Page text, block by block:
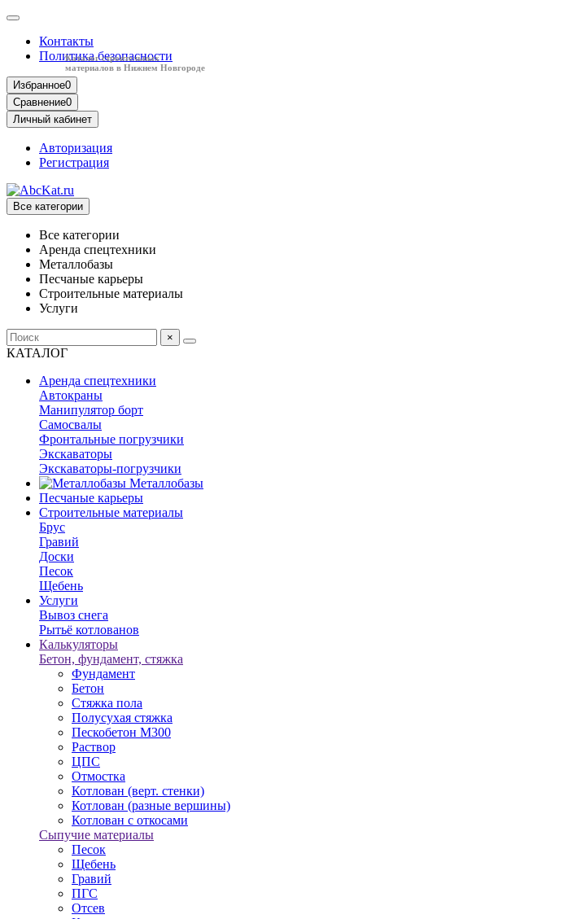
Контакты
Политика безопасности
Избранное0
Сравнение0
Личный кабинет
Авторизация
Регистрация
Каталог строительных
материалов в Нижнем Новгороде
Все категории
Все категории
Аренда спецтехники
Металлобазы
Песчаные карьеры
Строительные материалы
Услуги
×
КАТАЛОГ
Аренда спецтехники
Автокраны
Манипулятор борт
Самосвалы
Фронтальные погрузчики
Экскаваторы
Экскаваторы-погрузчики
Металлобазы
Песчаные карьеры
Строительные материалы
Брус
Гравий
Доски
Песок
Щебень
Услуги
Вывоз снега
Рытьё котлованов
Калькуляторы
Бетон, фундамент, стяжка
Фундамент
Бетон
Стяжка пола
Полусухая стяжка
Пескобетон М300
Раствор
ЦПС
Отмостка
Котлован (верт. стенки)
Котлован (разные вершины)
Котлован с откосами
Сыпучие материалы
Песок
Щебень
Гравий
ПГС
Отсев